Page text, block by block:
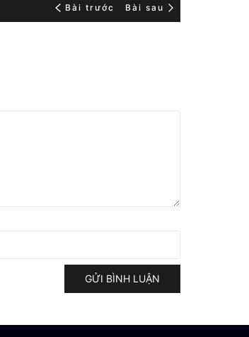
Bài trước Bài sau
GỬI BÌNH LUẬN